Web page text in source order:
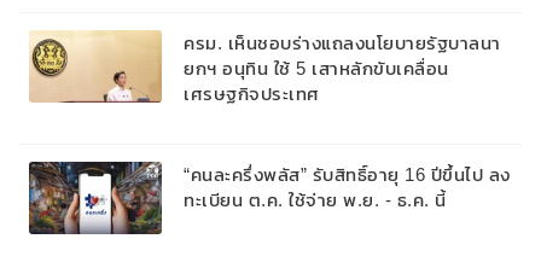
ครม. เห็นชอบร่างแถลงนโยบายรัฐบาลนา
ยกฯ อนุทิน ใช้ 5 เสาหลักขับเคลื่อน
เศรษฐกิจประเทศ
“คนละครึ่งพลัส” รับสิทธิ์อายุ 16 ปีขึ้นไป ลง
ทะเบียน ต.ค. ใช้จ่าย พ.ย. - ธ.ค. นี้